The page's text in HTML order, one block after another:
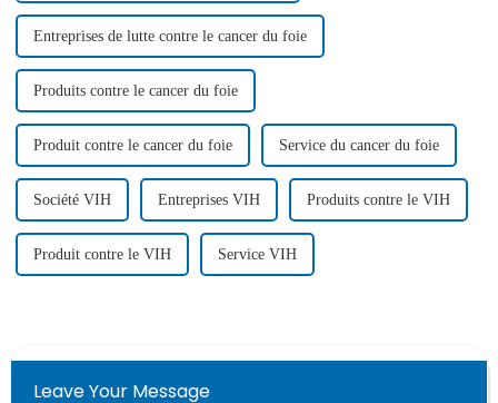
Entreprises de lutte contre le cancer du foie
Produits contre le cancer du foie
Produit contre le cancer du foie Service du cancer du foie
Société VIH Entreprises VIH Produits contre le VIH
Produit contre le VIH Service VIH
Leave Your Message